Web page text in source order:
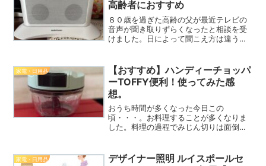
高齢者におすすめ
８０歳を過ぎた高齢の父が最近テレビの
音声が聞き取りずらくなったと相談を受
けました。日によって聞こえ方は違うよ
カーを設置してみたところ、父は聞こえ
やすくなりテレビを楽しん...
家電・日用品
【おすすめ】ハンディーチョッパ
ーTOFFY便利！使ってみた感
想。
おうち時間が多くなった今日この
頃・・・。お料理することが多くなりま
した。料理の過程でみじん切りは面倒で
けどそんなに使わないし・・・と思って
家電・日用品
デザイナー照明 ルイスポールセ